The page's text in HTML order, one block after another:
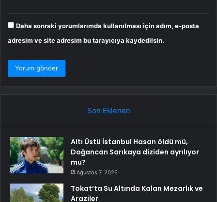
Daha sonraki yorumlarımda kullanılması için adım, e-posta
adresim ve site adresim bu tarayıcıya kaydedilsin.
Son Eklenen
Altı Üstü İstanbul Hasan öldü mü,
Doğancan Sarıkaya diziden ayrılıyor
mu?
Ağustos 7, 2026
Tokat’ta Su Altında Kalan Mezarlık ve
Araziler